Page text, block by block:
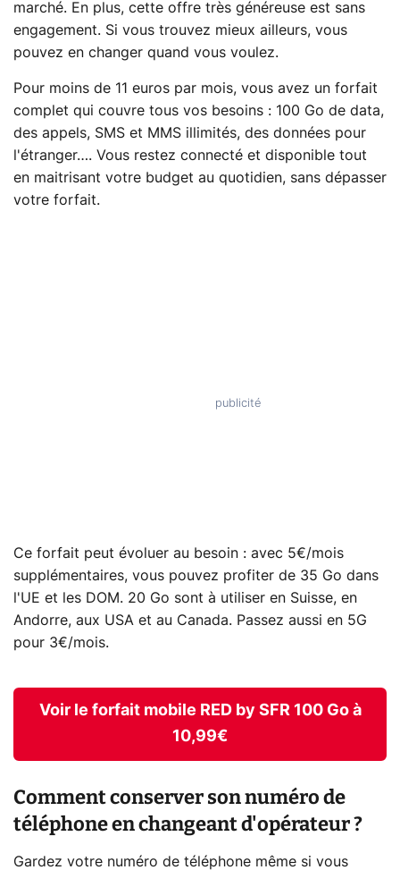
marché. En plus, cette offre très généreuse est sans
engagement. Si vous trouvez mieux ailleurs, vous
pouvez en changer quand vous voulez.
Pour moins de 11 euros par mois, vous avez un forfait
complet qui couvre tous vos besoins : 100 Go de data,
des appels, SMS et MMS illimités, des données pour
l'étranger…. Vous restez connecté et disponible tout
en maitrisant votre budget au quotidien, sans dépasser
votre forfait.
Ce forfait peut évoluer au besoin : avec 5€/mois
supplémentaires, vous pouvez profiter de 35 Go dans
l'UE et les DOM. 20 Go sont à utiliser en Suisse, en
Andorre, aux USA et au Canada. Passez aussi en 5G
pour 3€/mois.
Voir le forfait mobile RED by SFR 100 Go à
10,99€
Comment conserver son numéro de
téléphone en changeant d'opérateur ?
Gardez votre numéro de téléphone même si vous